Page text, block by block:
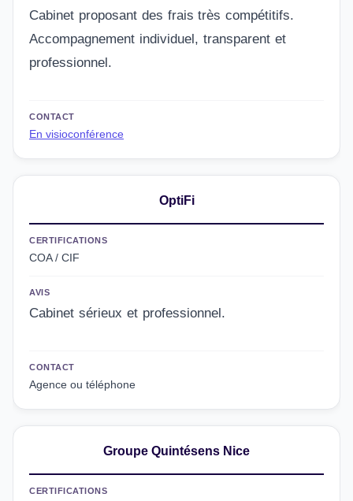
Cabinet proposant des frais très compétitifs.
Accompagnement individuel, transparent et
professionnel.
CONTACT
En visioconférence
OptiFi
CERTIFICATIONS
COA / CIF
AVIS
Cabinet sérieux et professionnel.
CONTACT
Agence ou téléphone
Groupe Quintésens Nice
CERTIFICATIONS